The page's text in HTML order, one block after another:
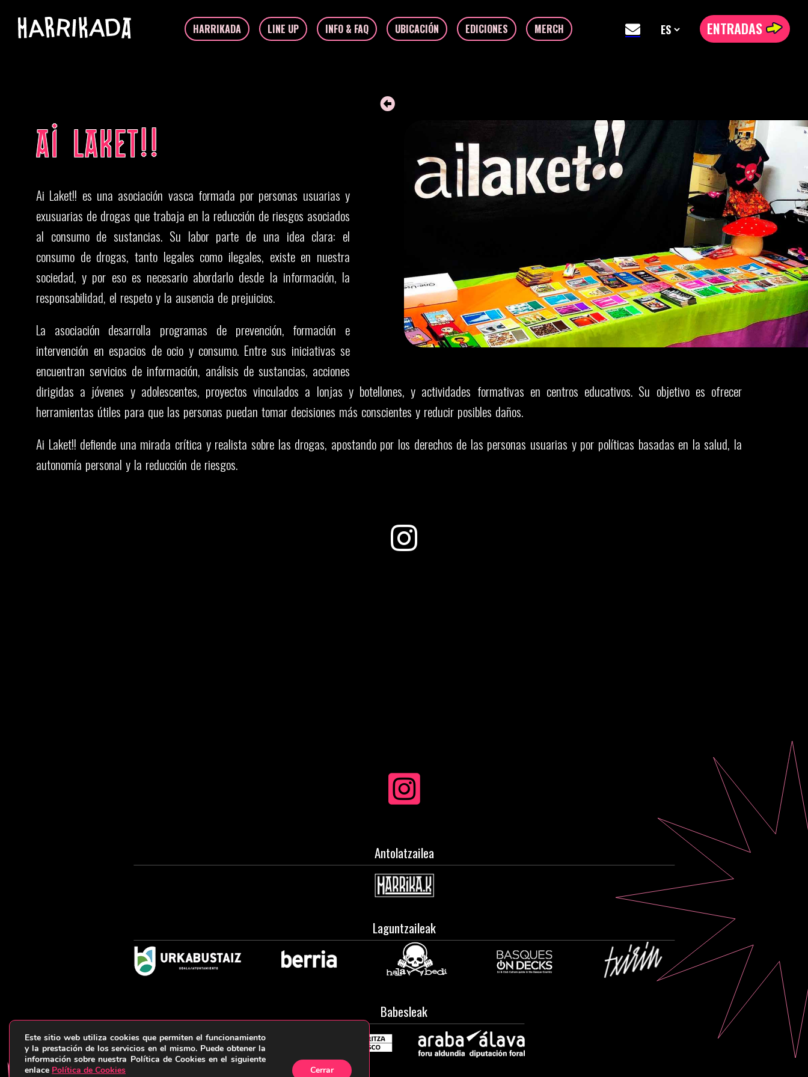
AI LAKET!!
Ai Laket!! es una asociación vasca formada por personas usuarias y
exusuarias de drogas que trabaja en la reducción de riesgos asociados
al consumo de sustancias. Su labor parte de una idea clara: el
consumo de drogas, tanto legales como ilegales, existe en nuestra
sociedad, y por eso es necesario abordarlo desde la información, la
responsabilidad, el respeto y la ausencia de prejuicios.
La asociación desarrolla programas de prevención, formación e
intervención en espacios de ocio y consumo. Entre sus iniciativas se
encuentran servicios de información, análisis de sustancias, acciones
dirigidas a jóvenes y adolescentes, proyectos vinculados a lonjas y botellones, y actividades formativas en centros educativos. Su objetivo es ofrecer
herramientas útiles para que las personas puedan tomar decisiones más conscientes y reducir posibles daños.
Ai Laket!! defiende una mirada crítica y realista sobre las drogas, apostando por los derechos de las personas usuarias y por políticas basadas en la salud, la
autonomía personal y la reducción de riesgos.
Antolatzailea
Laguntzaileak
Babesleak
Este sitio web utiliza cookies que permiten el funcionamiento
y la prestación de los servicios en el mismo. Puede obtener la
información sobre nuestra Política de Cookies en el siguiente
enlace Política de Cookies
Cerrar
HARRIKADA LINE UP INFO & FAQ UBICACIÓN EDICIONES MERCH ENTRADAS